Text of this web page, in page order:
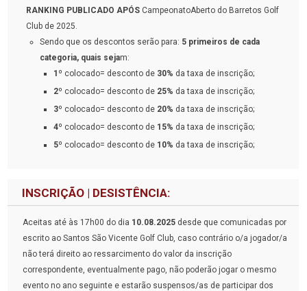
RANKING PUBLICADO APÓS CampeonatoAberto do Barretos Golf
Club de 2025.
Sendo que os descontos serão para: 5 primeiros de cada
categoria, quais sejam:
1º colocado= desconto de 30% da taxa de inscrição;
2º colocado= desconto de 25% da taxa de inscrição;
3º colocado= desconto de 20% da taxa de inscrição;
4º colocado= desconto de 15% da taxa de inscrição;
5º colocado= desconto de 10% da taxa de inscrição;
INSCRIÇÃO | DESISTÊNCIA:
Aceitas até às 17h00 do dia 10.08.2025 desde que comunicadas por
escrito ao Santos São Vicente Golf Club, caso contrário o/a jogador/a
não terá direito ao ressarcimento do valor da inscrição
correspondente, eventualmente pago, não poderão jogar o mesmo
evento no ano seguinte e estarão suspensos/as de participar dos